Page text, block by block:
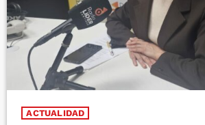
ACTUALIDAD